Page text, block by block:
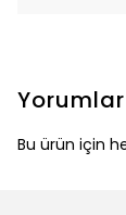
Yorumlar
Bu ürün için